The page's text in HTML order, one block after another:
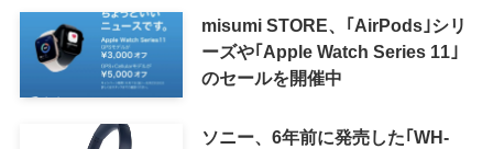
misumi STORE、｢AirPods｣シリ
ーズや｢Apple Watch Series 11｣
のセールを開催中
ソニー、6年前に発売した｢WH-